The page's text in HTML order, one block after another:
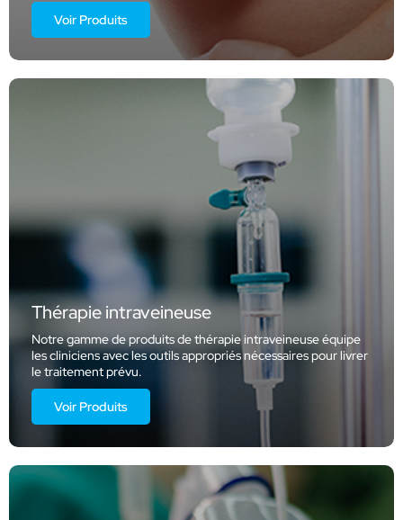
Voir Produits
Thérapie intraveineuse
Notre gamme de produits de thérapie intraveineuse équipe
les cliniciens avec les outils appropriés nécessaires pour livrer
le traitement prévu.
Voir Produits